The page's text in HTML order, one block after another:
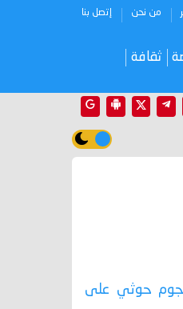
من نحن إتصل بنا
ثقافة
في هجوم حوثي على